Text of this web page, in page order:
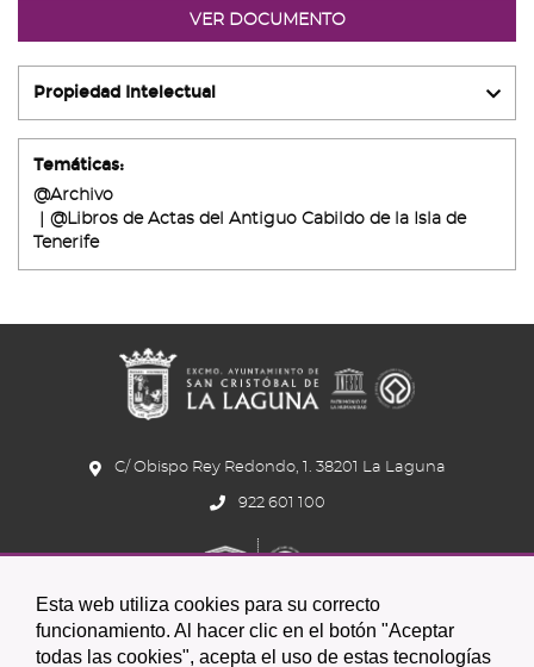
Esta web utiliza cookies para su correcto
funcionamiento. Al hacer clic en el botón "Aceptar
todas las cookies", acepta el uso de estas tecnologías
VER DOCUMENTO
Propiedad Intelectual
Temáticas:
@Archivo
@Libros de Actas del Antiguo Cabildo de la Isla de
Tenerife
C/ Obispo Rey Redondo, 1. 38201 La Laguna
922 601 100